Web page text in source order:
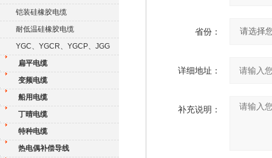
铠装硅橡胶电缆
耐低温硅橡胶电缆
YGC、YGCR、YGCP、JGG
扁平电缆
变频电缆
船用电缆
丁晴电缆
特种电缆
热电偶补偿导线
省份：
详细地址：
补充说明：